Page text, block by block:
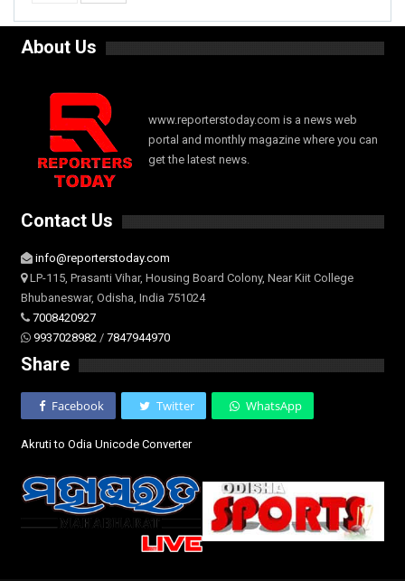
About Us
www.reporterstoday.com is a news web
portal and monthly magazine where you can
get the latest news.
Contact Us
info@reporterstoday.com
LP-115, Prasanti Vihar, Housing Board Colony, Near Kiit College
Bhubaneswar, Odisha, India 751024
7008420927
9937028982 / 7847944970
Share
Facebook Twitter WhatsApp
Akruti to Odia Unicode Converter